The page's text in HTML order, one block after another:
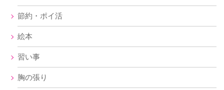
節約・ポイ活
絵本
習い事
胸の張り